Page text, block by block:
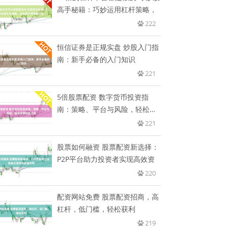
高手秘籍：巧妙运用杠杆策略，
222
恒信证券是正规实盘 炒股入门指
南：新手必备的入门知识
221
5倍股票配资 数字货币投资指
南：策略、平台与风险，轻松掌
221
股票如何融资 股票配资新选择：
P2P平台助力投资者实现高效资
220
配资网站免费 股票配资招商，高
杠杆，低门槛，轻松获利
219